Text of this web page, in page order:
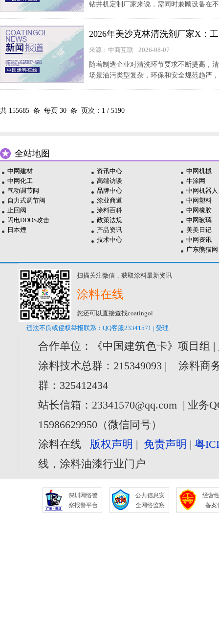
钻井机定制厂家来说，需同时兼顾设备在
2026年美沙克林清洗剂厂家X：
来源：中商互联
2026-08-07
随着制造企业对清洗环节要求不断提高，
场景油污类型复杂，环保和安全规范趋严
共 155685 条 每页 30 条 页次： 1 / 5190
全站地图
中网建材
中网化工
气动调节阀
自力式调节阀
止回阀
闪电DDOS攻击
日本煙
资讯中心
高端访谈
品牌中心
涂业商道
涂料百科
政策法规
产品资讯
技术中心
中网机械
牛涂网
中网机器人
中网塑料
中网橡胶
中网玻璃
美美日记
中网资讯
广东熊猫网
扫描关注微信，获取涂料最新资讯
涂料在线
您还可以直接查找coatingol
违法不良或侵权举报联系：QQ客服23341571 | 受理
合作单位：《中国建筑色卡》项目组
涂料技术总群：215349093 | 涂料商
群：325412434
站长信箱：23341570@qq.com | 业务
15986629950（微信同号）
涂料在线 版权声明 | 免责声明 |粤
线，涂料油漆行业门户
深圳网络警
察报警平台
公共信息安
全网络监察
经营
备案